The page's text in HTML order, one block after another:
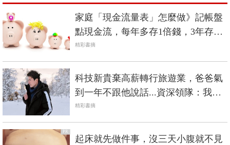
家庭「現金流量表」怎麼做》記帳盤
點現金流，每年多存1倍錢，3年存下
150萬
精彩書摘
科技新貴棄高薪轉行旅遊業，爸爸氣
到一年不跟他說話...資深領隊：我對
自己的選擇負責
精彩書摘
PR
起床就先做件事，沒三天小腹就不見